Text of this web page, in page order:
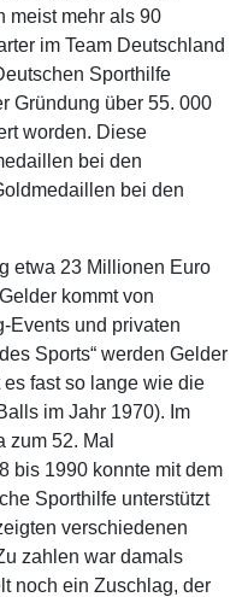
meist mehr als 90
im Team Deutschland
Sporthilfe
Gründung über 55. 000
worden. Diese
bei den
bei den
etwa 23 Millionen Euro
kommt von
Events und privaten
Sports“ werden Gelder
fast so lange wie die
im Jahr 1970). Im
52. Mal
bis 1990 konnte mit dem
Sporthilfe unterstützt
verschiedenen
zahlen war damals
noch ein Zuschlag, der